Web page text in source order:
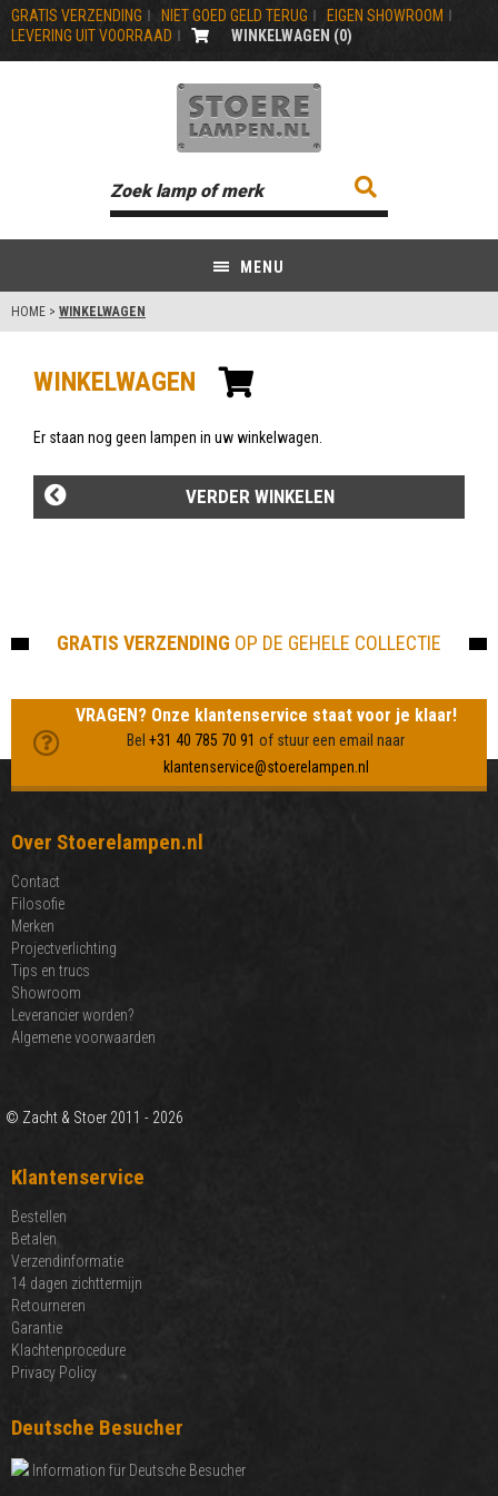
GRATIS VERZENDING NIET GOED GELD TERUG
EIGEN SHOWROOM
LEVERING UIT VOORRAAD
WINKELWAGEN (0)
MENU
HOME > WINKELWAGEN
WINKELWAGEN
Er staan nog geen lampen in uw winkelwagen.
VERDER WINKELEN
GRATIS VERZENDING OP DE GEHELE COLLECTIE
VRAGEN? Onze klantenservice staat voor je klaar!
Bel +31 40 785 70 91 of stuur een email naar
klantenservice@stoerelampen.nl
Over Stoerelampen.nl
Contact
Filosofie
Merken
Projectverlichting
Tips en trucs
Showroom
Leverancier worden?
Algemene voorwaarden
© Zacht & Stoer 2011 - 2026
Klantenservice
Bestellen
Betalen
Verzendinformatie
14 dagen zichttermijn
Retourneren
Garantie
Klachtenprocedure
Privacy Policy
Deutsche Besucher
Information für Deutsche Besucher